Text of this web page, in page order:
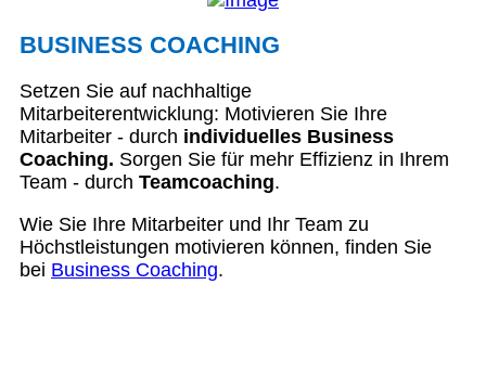
BUSINESS COACHING
Setzen Sie auf nachhaltige
Mitarbeiterentwicklung: Motivieren Sie Ihre
Mitarbeiter - durch individuelles Business
Coaching. Sorgen Sie für mehr Effizienz in Ihrem
Team - durch Teamcoaching.
Wie Sie Ihre Mitarbeiter und Ihr Team zu
Höchstleistungen motivieren können, finden Sie
bei Business Coaching.